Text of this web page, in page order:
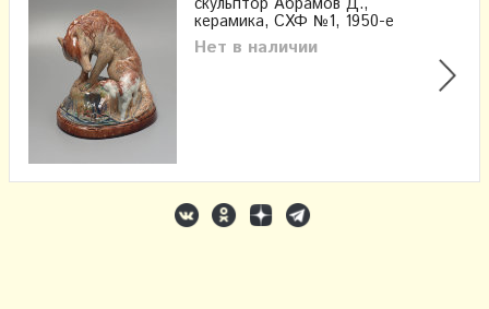
керамика, СХФ №1, 1950-е
Нет в наличии